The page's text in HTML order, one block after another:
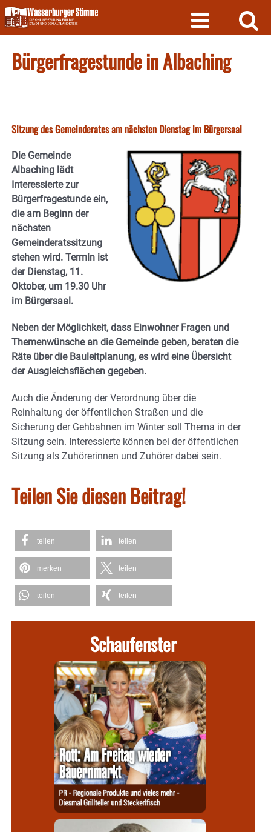
Skip
to
content
Bürgerfragestunde in Albaching
Sitzung des Gemeinderates am nächsten Dienstag im Bürgersaal
Die Gemeinde
Albaching lädt
Interessierte zur
Bürgerfragestunde ein,
die am Beginn der
nächsten
Gemeinderatssitzung
stehen wird. Termin ist
der Dienstag, 11.
Oktober, um 19.30 Uhr
im Bürgersaal.
Neben der Möglichkeit, dass Einwohner Fragen und
Themenwünsche an die Gemeinde geben, beraten die
Räte über die Bauleitplanung, es wird eine Übersicht
der Ausgleichsflächen gegeben.
Auch die Änderung der Verordnung über die
Reinhaltung der öffentlichen Straßen und die
Sicherung der Gehbahnen im Winter soll Thema in der
Sitzung sein. Interessierte können bei der öffentlichen
Sitzung als Zuhörerinnen und Zuhörer dabei sein.
Teilen Sie diesen Beitrag!
teilen teilen
merken teilen
teilen teilen
Schaufenster